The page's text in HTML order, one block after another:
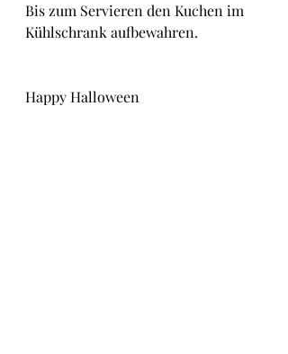
Bis zum Servieren den Kuchen im
Kühlschrank aufbewahren.
Happy Halloween